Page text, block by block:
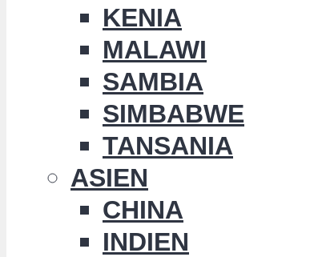
KENIA
MALAWI
SAMBIA
SIMBABWE
TANSANIA
ASIEN
CHINA
INDIEN